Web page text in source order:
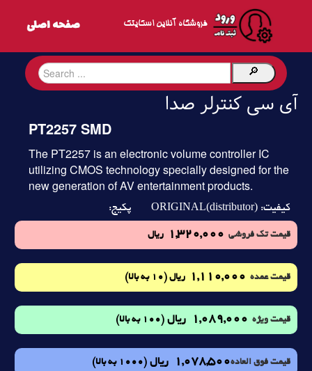
فروشگاه آنلاین اسکایتک
آی سی کنترلر صدا
PT2257 SMD
The PT2257 is an electronic volume controller IC
utilizing CMOS technology specially designed for the
new generation of AV entertainment products.
کیفیت: ORIGINAL(distributor) پکیج:
قیمت تک فروشی 1,320,000 ریال
قیمت عمده 1,110,000 ریال (10 به بالا)
قیمت ویژه 1,089,000 ریال (100 به بالا)
قیمت فوق العاده1,078,500 ریال (1000 به بالا)